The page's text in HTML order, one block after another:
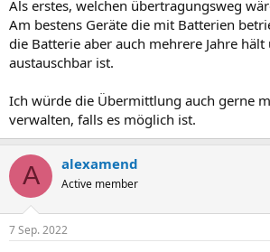
Als erstes, welchen übertragungsweg
Am bestens Geräte die mit Batterien
die Batterie aber auch mehrere Jahre hält
austauschbar ist.
Ich würde die Übermittlung auch gerne
verwalten, falls es möglich ist.
A alexamend
Active member
7 Sep. 2022